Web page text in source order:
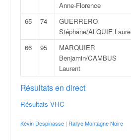
Anne-Florence
65 74
GUERRERO
Stéphane/ALQUIE Laure
66 95
MARQUIER
Benjamin/CAMBUS
Laurent
Résultats en direct
Résultats VHC
Kévin Despinasse | Rallye Montagne Noire